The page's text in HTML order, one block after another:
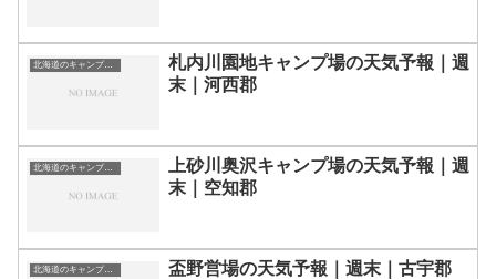
北海道のキャンプ場一覧
札内川園地キャンプ場の天気予報｜週
末｜河西郡
北海道のキャンプ場一覧
上砂川奥沢キャンプ場の天気予報｜週
末｜空知郡
北海道のキャンプ場一覧 盃野営場の天気予報｜週末｜古宇郡